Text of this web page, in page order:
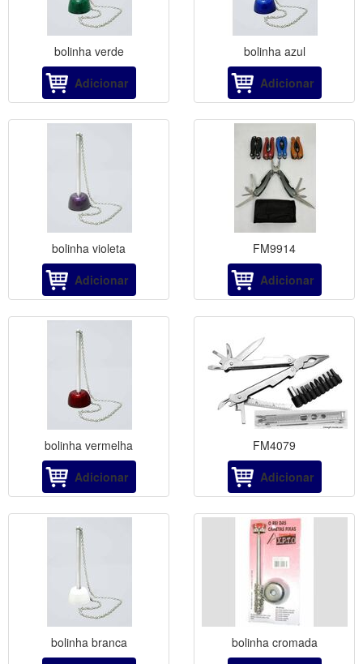
bolinha verde
Adicionar
bolinha azul
Adicionar
bolinha violeta
Adicionar
FM9914
Adicionar
bolinha vermelha
Adicionar
FM4079
Adicionar
bolinha branca
bolinha cromada